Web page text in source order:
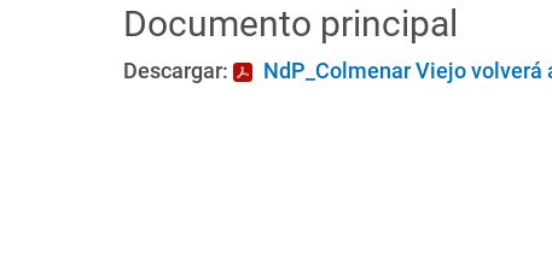
Documento principal
Descargar: NdP_Colmenar Viejo volverá